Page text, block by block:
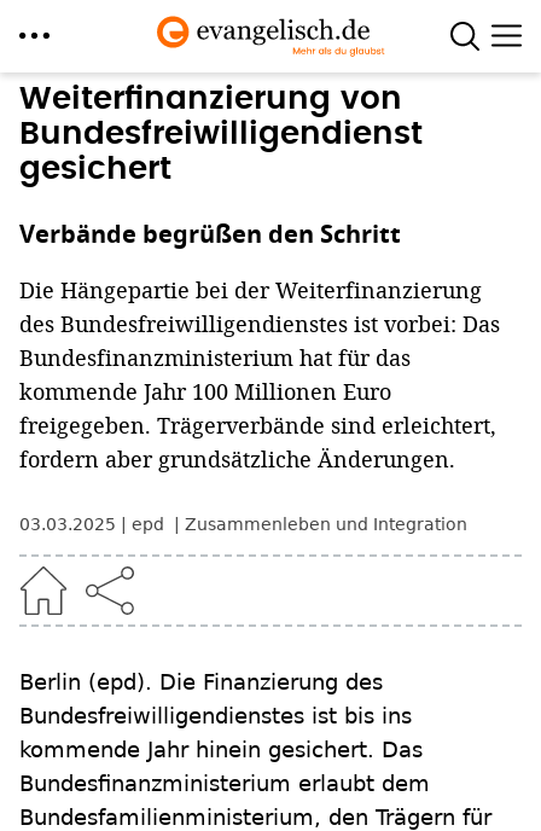
Direkt
zum
Inhalt
Weiterfinanzierung von
Bundesfreiwilligendienst
gesichert
Verbände begrüßen den Schritt
Die Hängepartie bei der Weiterfinanzierung
des Bundesfreiwilligendienstes ist vorbei: Das
Bundesfinanzministerium hat für das
kommende Jahr 100 Millionen Euro
freigegeben. Trägerverbände sind erleichtert,
fordern aber grundsätzliche Änderungen.
03.03.2025 epd Zusammenleben und Integration
Berlin (epd). Die Finanzierung des
Bundesfreiwilligendienstes ist bis ins
kommende Jahr hinein gesichert. Das
Bundesfinanzministerium erlaubt dem
Bundesfamilienministerium, den Trägern für